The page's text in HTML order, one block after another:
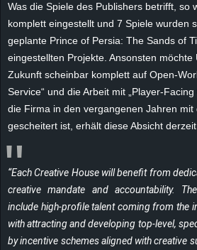
Was die Spiele des Publishers betrifft, so
komplett eingestellt und 7 Spiele wurden
geplante Prince of Persia: The Sands of
eingestellten Projekte. Ansonsten möchte
Zukunft scheinbar komplett auf Open-
Service“ und die Arbeit mit „Player-
die Firma in den vergangenen Jahren mit
gescheitert ist, erhält diese Absicht
“Each Creative House will benefit from
creative mandate and accountability.
include high-profile talent coming from the
with attracting and developing top-level,
by incentive schemes aligned with creative